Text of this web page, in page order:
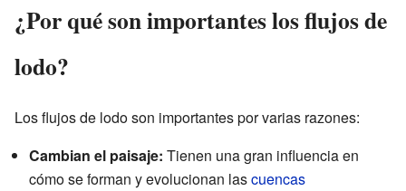
¿Por qué son importantes los flujos de
lodo?
Los flujos de lodo son importantes por varias razones:
Cambian el paisaje: Tienen una gran influencia en
cómo se forman y evolucionan lascuencas